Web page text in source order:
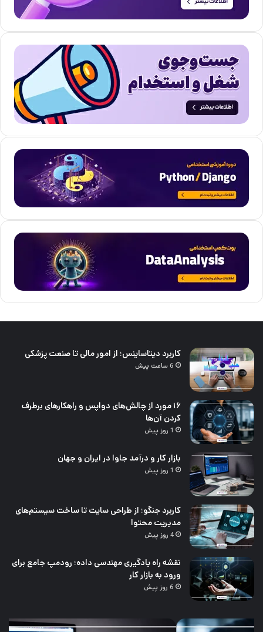
کاربرد دیتاساینس؛ از امور مالی تا صنعت پزشکی
6 ساعت پیش
۱۶ مورد از چالش‌های دواپس و راهکارهای برطرف
کردن آن‌ها
1 روز پیش
بازار کار و درآمد جاوا در ایران و جهان
1 روز پیش
کاربرد جنگو؛ از طراحی سایت تا ساخت سیستم‌های
مدیریت محتوا
4 روز پیش
نقشه راه یادگیری مهندسی داده؛ رودمپ جامع برای
ورود به بازار کار
6 روز پیش
بازار